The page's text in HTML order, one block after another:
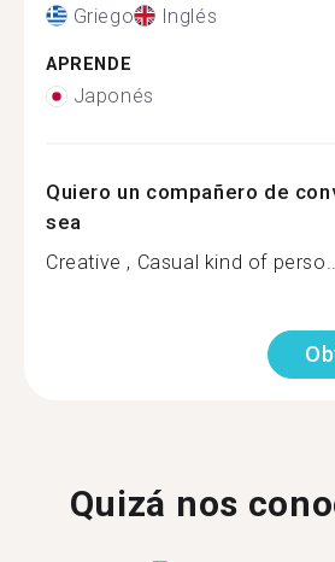
Griego Inglés
APRENDE
Japonés
Quiero un compañero de
sea
Creative , Casual kind of
Quizá nos